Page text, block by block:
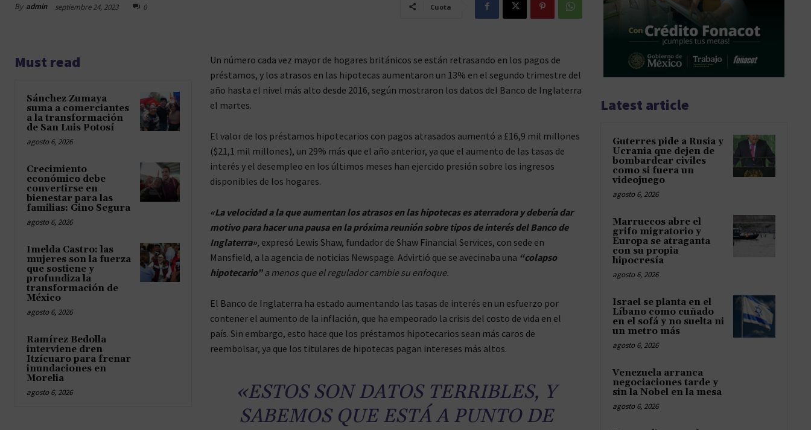
By admin septiembre 24, 2023 0 Cuota
Must read
Sánchez Zumaya
suma a comerciantes
a la transformación
de San Luis Potosí
agosto 6, 2026
Crecimiento
económico debe
convertirse en
bienestar para las
familias: Gino Segura
agosto 6, 2026
Imelda Castro: las
mujeres son la fuerza
que sostiene y
profundiza la
transformación de
México
agosto 6, 2026
Ramírez Bedolla
interviene dren
Itzícuaro para frenar
inundaciones en
Morelia
agosto 6, 2026
Un número cada vez mayor de hogares británicos se están retrasando en los pagos de
préstamos, y los atrasos en las hipotecas aumentaron un 13% en el segundo trimestre del
año hasta el nivel más alto desde 2016, según mostraron los datos del Banco de Inglaterra
el martes.
El valor de los préstamos hipotecarios con pagos atrasados ​​aumentó a £16,9 mil millones
($21,1 mil millones), un 29% más que el año anterior, ya que el aumento de las tasas de
interés y el desempleo en los últimos meses han ejercido presión sobre los ingresos
disponibles de los hogares.
«La velocidad a la que aumentan los atrasos en las hipotecas es aterradora y debería dar
motivo para hacer una pausa en la próxima reunión sobre tipos de interés del Banco de
Inglaterra», expresó Lewis Shaw, fundador de Shaw Financial Services, con sede en
Mansfield, a la agencia de noticias Newspage. Advirtió que se avecinaba una “colapso
hipotecario”a menos que el regulador cambie su enfoque.
El Banco de Inglaterra ha estado aumentando las tasas de interés en un esfuerzo por
contener el aumento de la inflación, que ha empeorado la crisis del costo de vida en el
país. Sin embargo, esto hace que los préstamos hipotecarios sean más caros de
reembolsar, ya que los titulares de hipotecas pagan intereses más altos.
«ESTOS SON DATOS TERRIBLES, Y
SABEMOS QUE ESTÁ A PUNTO DE
Latest article
Guterres pide a Rusia y
Ucrania que dejen de
bombardear civiles
como si fuera un
videojuego
agosto 6, 2026
Marruecos abre el
grifo migratorio y
Europa se atraganta
con su propia
hipocresía
agosto 6, 2026
Israel se planta en el
Líbano como cuñado
en el sofá y no suelta ni
un metro más
agosto 6, 2026
Venezuela arranca
negociaciones tarde y
sin la Nobel en la mesa
agosto 6, 2026